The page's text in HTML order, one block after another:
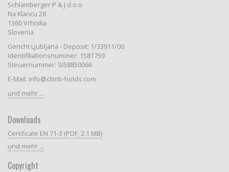
Schlamberger P & J d.o.o
Na Klancu 28
1360 Vrhnika
Slovenia
Gericht Ljubljana - Deposit: 1/33911/00
Identifikationsnummer: 1581759
Steuernummer: SI58850066
E-Mail: info@climb-holds.com
und mehr ...
Downloads
Certificate EN 71-3 (PDF, 2.1 MB)
und mehr ...
Copyright